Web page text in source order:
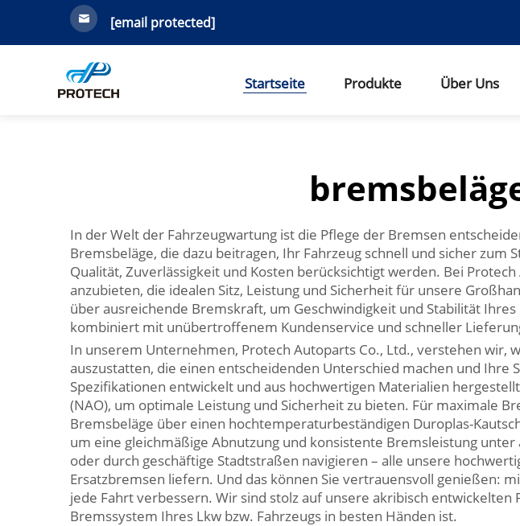
[email protected]
Startseite Produkte Über Uns
In der Welt der Fahrzeugwartung ist die Pflege der Bremsen
Bremsbeläge, die dazu beitragen, Ihr Fahrzeug schnell und sicher
Qualität, Zuverlässigkeit und Kosten berücksichtigt werden. Bei
anzubieten, die idealen Sitz, Leistung und Sicherheit für unsere
über ausreichende Bremskraft, um Geschwindigkeit und Stabilität
kombiniert mit unübertroffenem Kundenservice und schneller
In unserem Unternehmen, Protech Autoparts Co., Ltd., verstehen wir,
auszustatten, die einen entscheidenden Unterschied machen und Ihre
Spezifikationen entwickelt und aus hochwertigen Materialien
(NAO), um optimale Leistung und Sicherheit zu bieten. Für maximale
Bremsbeläge über einen hochtemperaturbeständigen Duroplas-
um eine gleichmäßige Abnutzung und konsistente Bremsleistung
oder durch geschäftige Stadtstraßen navigieren – alle unsere
Ersatzbremsen liefern. Und das können Sie vertrauensvoll genießen:
jede Fahrt verbessern. Wir sind stolz auf unsere akribisch
Bremssystem Ihres Lkw bzw. Fahrzeugs in besten Händen ist.